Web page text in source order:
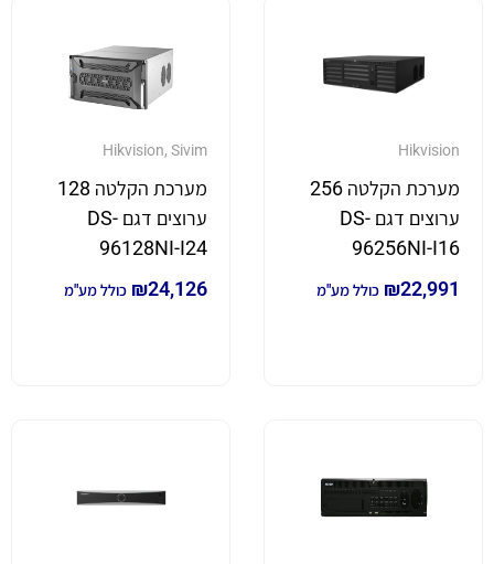
Hikvision
מערכת הקלטה 256
ערוצים דגם DS-
96256NI-I16
₪22,991 כולל מע"מ
Hikvision, Sivim
מערכת הקלטה 128
ערוצים דגם DS-
96128NI-I24
₪24,126 כולל מע"מ